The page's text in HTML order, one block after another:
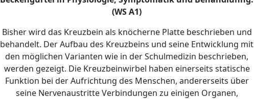
(WS A1)
Bisher wird das Kreuzbein als knöcherne Platte beschrieben und
behandelt. Der Aufbau des Kreuzbeins und seine Entwicklung mit
den möglichen Varianten wie in der Schulmedizin beschrieben,
werden gezeigt. Die Kreuzbeinwirbel haben einerseits statische
Funktion bei der Aufrichtung des Menschen, andererseits über
seine Nervenaustritte Verbindungen zu einigen Organen,